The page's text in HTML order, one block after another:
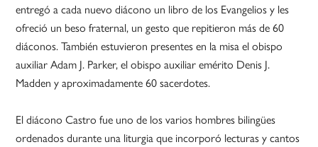
entregó a cada nuevo diácono un libro de los Evangelios y les
ofreció un beso fraternal, un gesto que repitieron más de 60
diáconos. También estuvieron presentes en la misa el obispo
auxiliar Adam J. Parker, el obispo auxiliar emérito Denis J.
Madden y aproximadamente 60 sacerdotes.
El diácono Castro fue uno de los varios hombres bilingües
ordenados durante una liturgia que incorporó lecturas y cantos